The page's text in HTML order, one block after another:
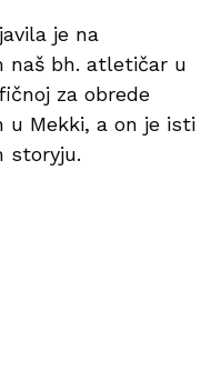
je na
naš bh. atletičar u
za obrede
u Mekki, a on je isti
storyju.